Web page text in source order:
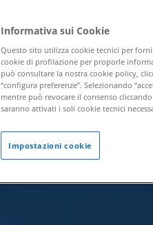
Informativa sui Cookie
Questo sito utilizza cookie tecnici per
cookie di profilazione per proporle
può consultare la nostra cookie policy,
“configura preferenze”. Selezionando
mentre può revocare il consenso
saranno attivati i soli cookie tecnici
Impostazioni cookie